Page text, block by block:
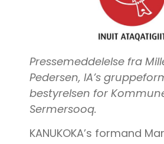
Pressemeddelelse fra
Pedersen, IA’s
bestyrelsen for
Sermersooq.
KANUKOKA’s formand